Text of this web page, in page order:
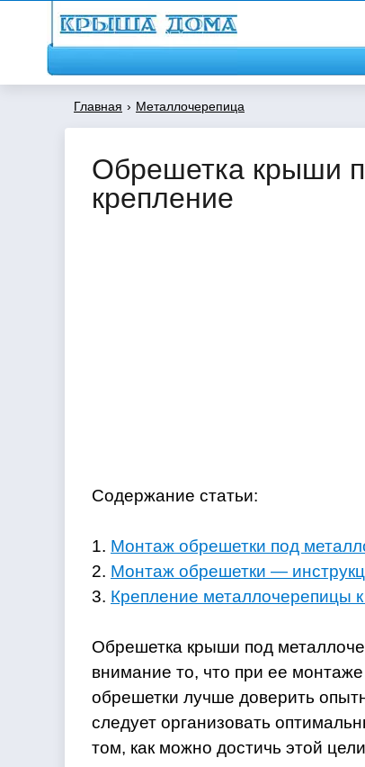
Главная › Металлочерепица
Обрешетка крыши
крепление
Содержание статьи:
1. Монтаж обрешетки под
2. Монтаж обрешетки —
3. Крепление металлочерепицы
Обрешетка крыши под
внимание то, что при ее
обрешетки лучше доверить
следует организовать
том, как можно достичь этой